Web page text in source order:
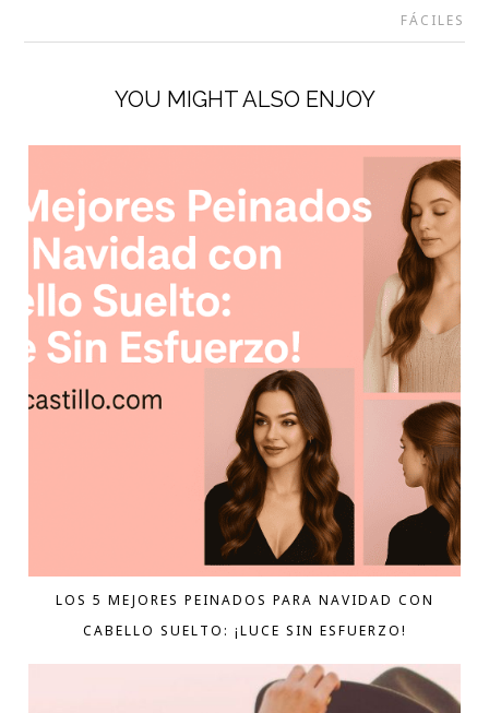
FÁCILES
YOU MIGHT ALSO ENJOY
LOS 5 MEJORES PEINADOS PARA NAVIDAD CON
CABELLO SUELTO: ¡LUCE SIN ESFUERZO!